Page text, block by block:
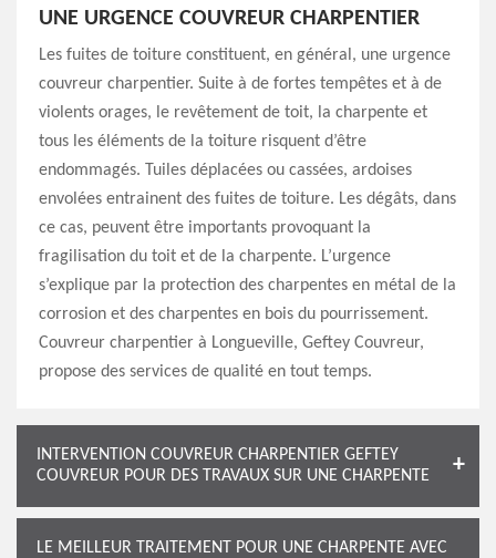
UNE URGENCE COUVREUR CHARPENTIER
Les fuites de toiture constituent, en général, une urgence
couvreur charpentier. Suite à de fortes tempêtes et à de
violents orages, le revêtement de toit, la charpente et
tous les éléments de la toiture risquent d’être
endommagés. Tuiles déplacées ou cassées, ardoises
envolées entrainent des fuites de toiture. Les dégâts, dans
ce cas, peuvent être importants provoquant la
fragilisation du toit et de la charpente. L’urgence
s’explique par la protection des charpentes en métal de la
corrosion et des charpentes en bois du pourrissement.
Couvreur charpentier à Longueville, Geftey Couvreur,
propose des services de qualité en tout temps.
INTERVENTION COUVREUR CHARPENTIER GEFTEY
COUVREUR POUR DES TRAVAUX SUR UNE CHARPENTE
LE MEILLEUR TRAITEMENT POUR UNE CHARPENTE AVEC